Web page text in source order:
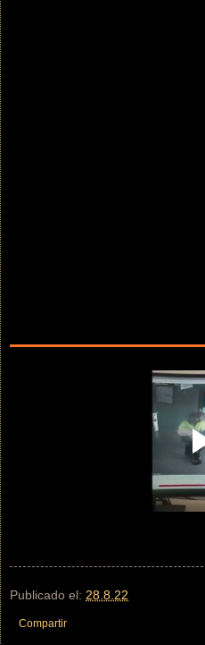
Publicado el: 28.8.22
Compartir